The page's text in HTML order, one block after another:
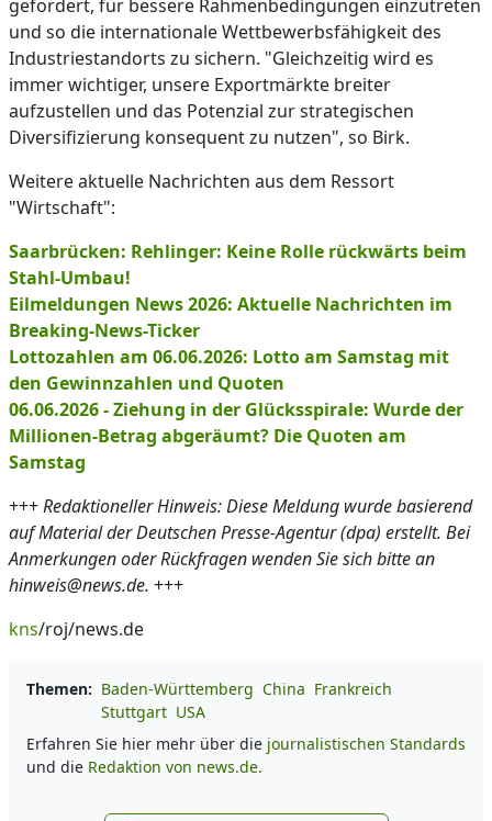
gefordert, für bessere Rahmenbedingungen einzutreten
und so die internationale Wettbewerbsfähigkeit des
Industriestandorts zu sichern. "Gleichzeitig wird es
immer wichtiger, unsere Exportmärkte breiter
aufzustellen und das Potenzial zur strategischen
Diversifizierung konsequent zu nutzen", so Birk.
Weitere aktuelle Nachrichten aus dem Ressort
"Wirtschaft":
Saarbrücken: Rehlinger: Keine Rolle rückwärts beim
Stahl-Umbau!
Eilmeldungen News 2026: Aktuelle Nachrichten im
Breaking-News-Ticker
Lottozahlen am 06.06.2026: Lotto am Samstag mit
den Gewinnzahlen und Quoten
06.06.2026 - Ziehung in der Glücksspirale: Wurde der
Millionen-Betrag abgeräumt? Die Quoten am
Samstag
+++Redaktioneller Hinweis: Diese Meldung wurde basierend
auf Material der Deutschen Presse-Agentur (dpa) erstellt. Bei
Anmerkungen oder Rückfragen wenden Sie sich bitte an
hinweis@news.de. +++
kns/roj/news.de
Themen: Baden-Württemberg China Frankreich
Stuttgart USA
Erfahren Sie hier mehr über die journalistischen Standards
und die Redaktion von news.de.